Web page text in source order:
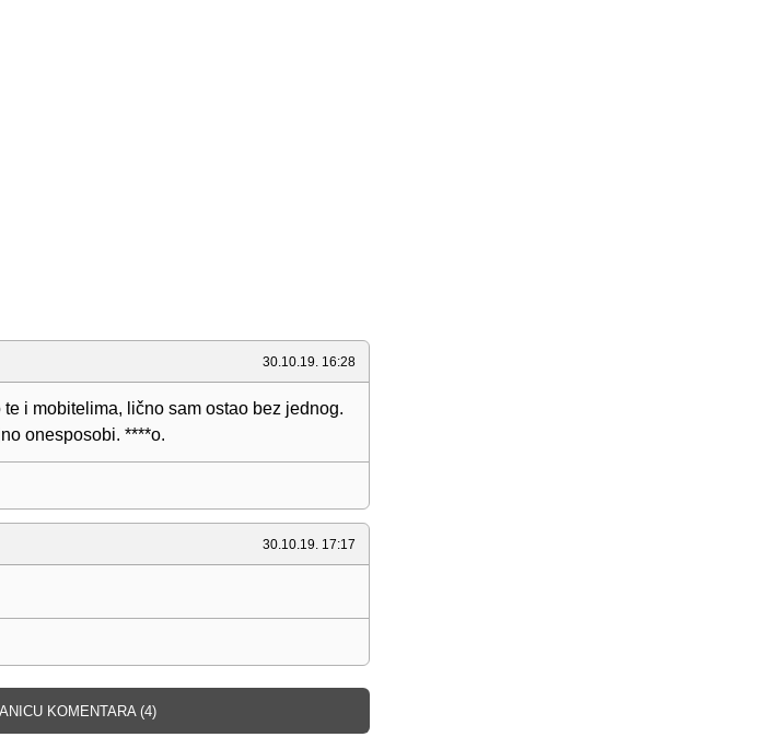
30.10.19. 16:28
i mobitelima, lično sam ostao bez jednog.
onesposobi. ****o.
30.10.19. 17:17
KOMENTARA (4)